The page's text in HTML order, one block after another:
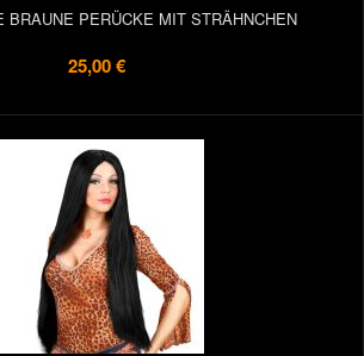
BRAUNE PERÜCKE MIT STRÄHNCHEN
25,00 €